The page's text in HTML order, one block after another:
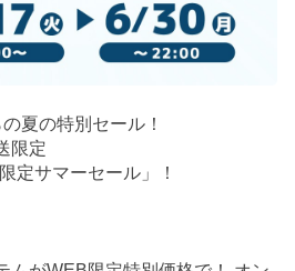
夏の特別セール！
限定
定サマーセール」！